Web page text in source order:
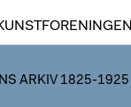
ARKIV 1825-1925